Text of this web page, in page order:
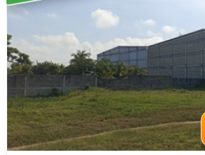
VER INMUEBLE